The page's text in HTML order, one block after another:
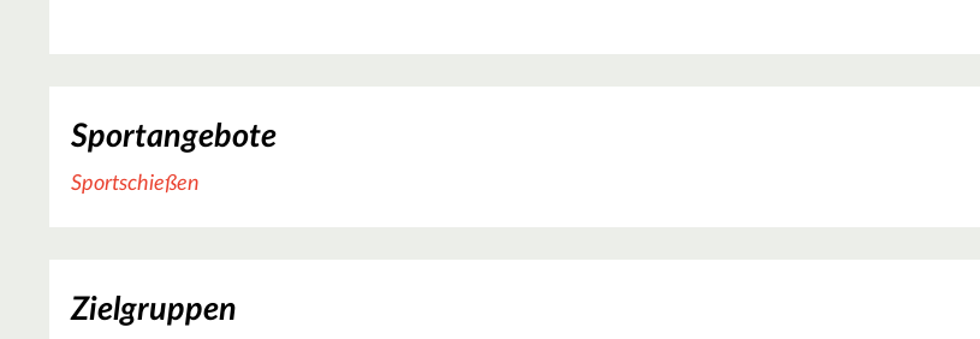
Sportangebote
Sportschießen
Zielgruppen